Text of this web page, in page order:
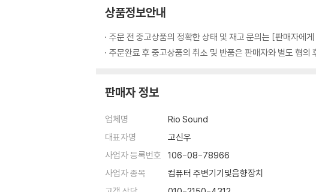
상품정보안내
주문 전 중고상품의 정확한 상태 및 재고 문의는 [판매자에
주문완료 후 중고상품의 취소 및 반품은 판매자와 별도 협
판매자 정보
업체명
Rio Sound
대표자명
고신우
사업자 등록번호
106-08-78966
사업자 종목
컴퓨터 주변기기및음향장치